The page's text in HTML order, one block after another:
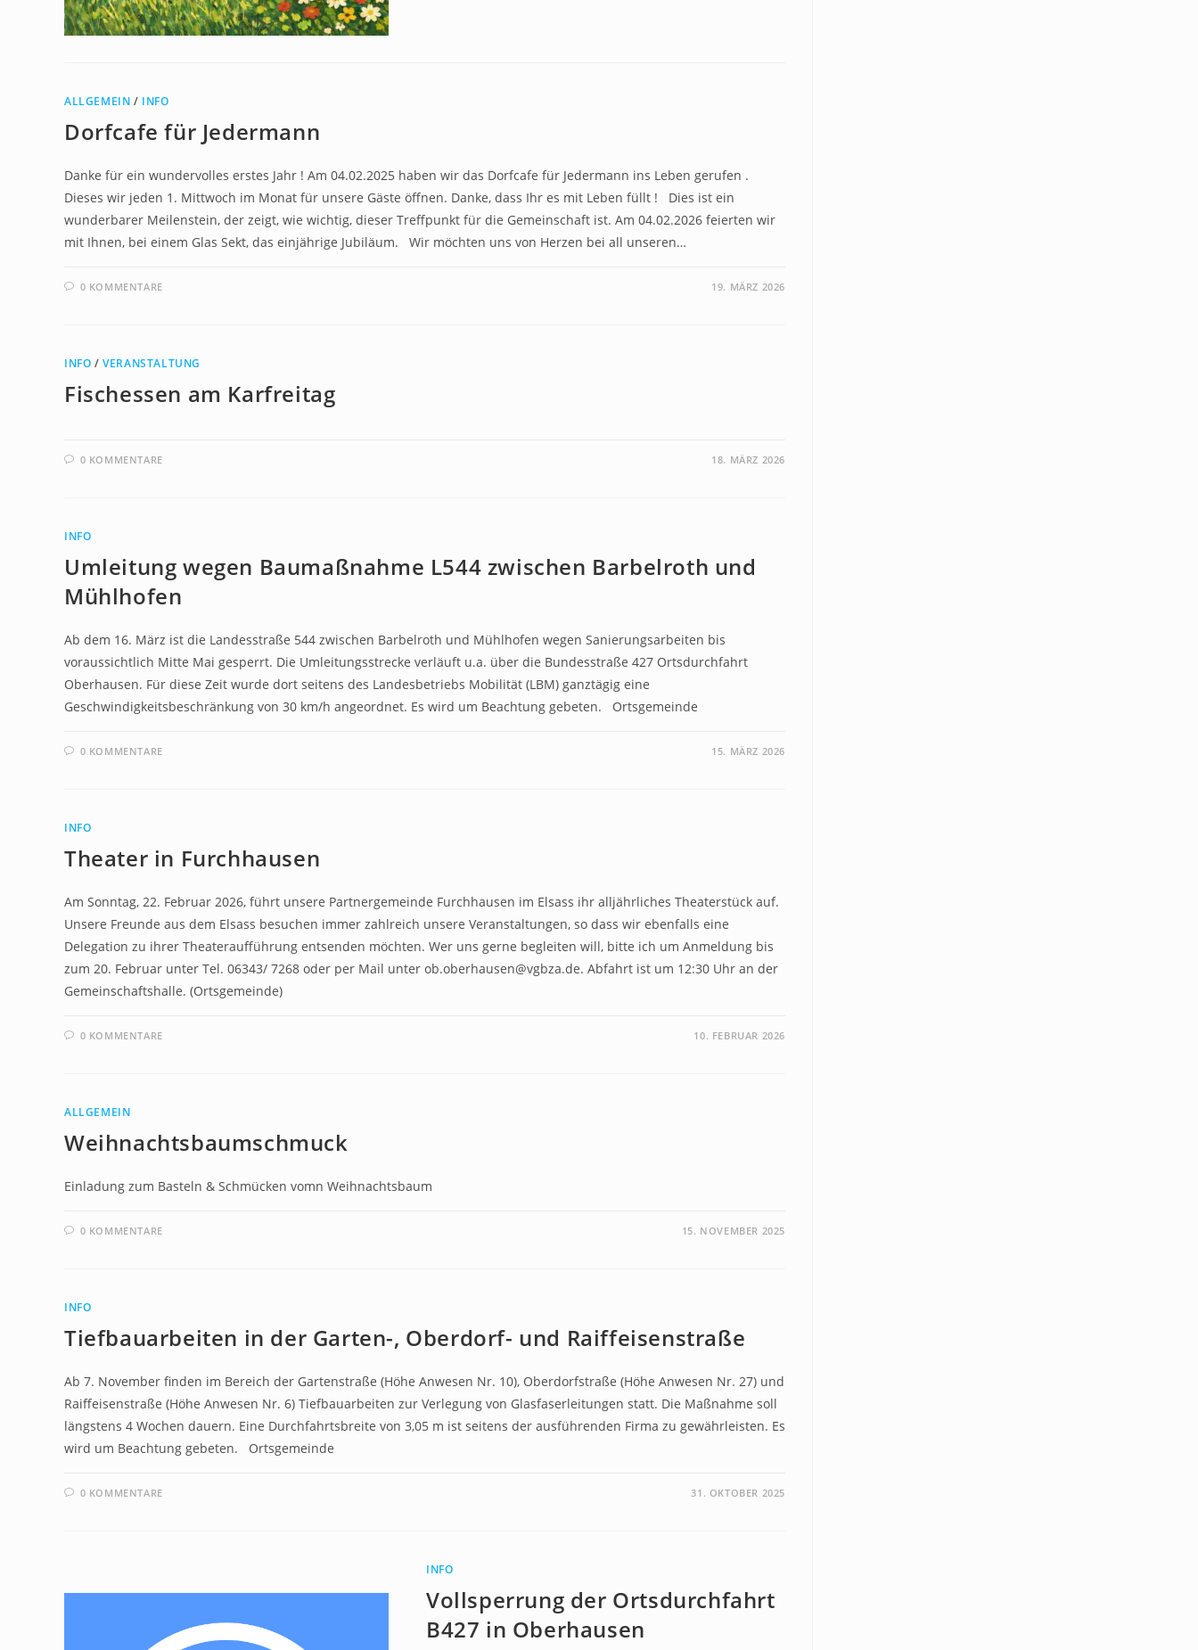
ALLGEMEIN / INFO
Dorfcafe für Jedermann
Danke für ein wundervolles erstes Jahr ! Am 04.02.2025 haben wir das Dorfcafe für Jedermann ins Leben gerufen .
Dieses wir jeden 1. Mittwoch im Monat für unsere Gäste öffnen. Danke, dass Ihr es mit Leben füllt ! Dies ist ein
wunderbarer Meilenstein, der zeigt, wie wichtig, dieser Treffpunkt für die Gemeinschaft ist. Am 04.02.2026 feierten wir
mit Ihnen, bei einem Glas Sekt, das einjährige Jubiläum. Wir möchten uns von Herzen bei all unseren…
0 KOMMENTARE 19. MÄRZ 2026
INFO /VERANSTALTUNG
Fischessen am Karfreitag
0 KOMMENTARE 18. MÄRZ 2026
INFO
Umleitung wegen Baumaßnahme L544 zwischen Barbelroth und
Mühlhofen
Ab dem 16. März ist die Landesstraße 544 zwischen Barbelroth und Mühlhofen wegen Sanierungsarbeiten bis
voraussichtlich Mitte Mai gesperrt. Die Umleitungsstrecke verläuft u.a. über die Bundesstraße 427 Ortsdurchfahrt
Oberhausen. Für diese Zeit wurde dort seitens des Landesbetriebs Mobilität (LBM) ganztägig eine
Geschwindigkeitsbeschränkung von 30 km/h angeordnet. Es wird um Beachtung gebeten. Ortsgemeinde
0 KOMMENTARE 15. MÄRZ 2026
INFO
Theater in Furchhausen
Am Sonntag, 22. Februar 2026, führt unsere Partnergemeinde Furchhausen im Elsass ihr alljährliches Theaterstück auf.
Unsere Freunde aus dem Elsass besuchen immer zahlreich unsere Veranstaltungen, so dass wir ebenfalls eine
Delegation zu ihrer Theateraufführung entsenden möchten. Wer uns gerne begleiten will, bitte ich um Anmeldung bis
zum 20. Februar unter Tel. 06343/ 7268 oder per Mail unter ob.oberhausen@vgbza.de. Abfahrt ist um 12:30 Uhr an der
Gemeinschaftshalle. (Ortsgemeinde)
0 KOMMENTARE 10. FEBRUAR 2026
ALLGEMEIN
Weihnachtsbaumschmuck
Einladung zum Basteln & Schmücken vomn Weihnachtsbaum
0 KOMMENTARE 15. NOVEMBER 2025
INFO
Tiefbauarbeiten in der Garten-, Oberdorf- und Raiffeisenstraße
Ab 7. November finden im Bereich der Gartenstraße (Höhe Anwesen Nr. 10), Oberdorfstraße (Höhe Anwesen Nr. 27) und
Raiffeisenstraße (Höhe Anwesen Nr. 6) Tiefbauarbeiten zur Verlegung von Glasfaserleitungen statt. Die Maßnahme soll
längstens 4 Wochen dauern. Eine Durchfahrtsbreite von 3,05 m ist seitens der ausführenden Firma zu gewährleisten. Es
wird um Beachtung gebeten. Ortsgemeinde
0 KOMMENTARE 31. OKTOBER 2025
INFO
Vollsperrung der Ortsdurchfahrt
B427 in Oberhausen